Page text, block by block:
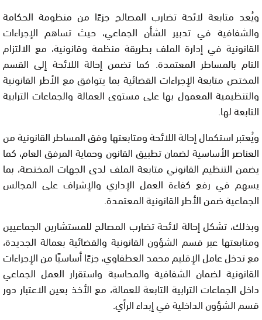
ويُعد متابعة لائحة تضارب المصالح جزءًا من منظومة الحكامة
والشفافية في تدبير الشأن الجماعي، حيث تساهم الإجراءات
القانونية في إدارة الملف بطريقة منظمة وقانونية، مع الالتزام
التام بالمساطر المعتمدة. كما تضمن إحالة اللائحة إلى القسم
المختص متابعة الإجراءات القضائية بما يتوافق مع الأطر القانونية
والتنظيمية المعمول بها على مستوى العمالة والجماعات الترابية
التابعة لها.
ويُعتبر استكمال إحالة اللائحة ومتابعتها وفق المساطر القانونية من
العناصر الأساسية لضمان تطبيق القانون وحماية المرفق العام، كما
يضمن التنظيم القانوني متابعة الملف لدى الجهات المختصة، بما
يسهم في رفع كفاءة العمل الإداري والإشراف على المجالس
الجماعية ضمن الأطر القانونية المعتمدة.
وبذلك، تشكل إحالة لائحة تضارب المصالح للمستشارين الجماعيين
ومتابعتها عبر قسم الشؤون القانونية والقضائية بعمالة الجديدة،
مع تدخل عامل الإقليم محمد العطفاوي، جزءًا أساسيًا من الإجراءات
القانونية لضمان الشفافية والمحاسبة واستقرار العمل الجماعي
داخل الجماعات الترابية التابعة للعمالة، مع الأخذ بعين الاعتبار دور
قسم الشؤون الداخلية في إبداء الرأي.